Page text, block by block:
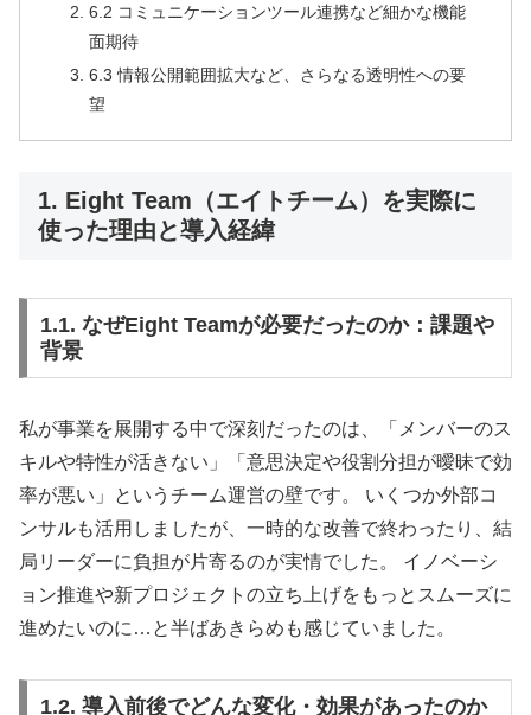
6.2 コミュニケーションツール連携など細かな機能
面期待
6.3 情報公開範囲拡大など、さらなる透明性への要
望
1. Eight Team（エイトチーム）を実際に
使った理由と導入経緯
1.1. なぜEight Teamが必要だったのか：課題や
背景
私が事業を展開する中で深刻だったのは、「メンバーのス
キルや特性が活きない」「意思決定や役割分担が曖昧で効
率が悪い」というチーム運営の壁です。 いくつか外部コ
ンサルも活用しましたが、一時的な改善で終わったり、結
局リーダーに負担が片寄るのが実情でした。 イノベーシ
ョン推進や新プロジェクトの立ち上げをもっとスムーズに
進めたいのに…と半ばあきらめも感じていました。
1.2. 導入前後でどんな変化・効果があったのか